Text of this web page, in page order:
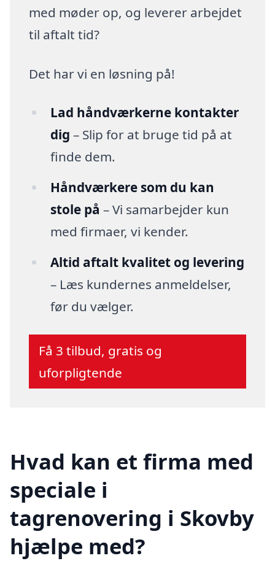
med møder op, og leverer arbejdet
til aftalt tid?
Det har vi en løsning på!
Lad håndværkerne kontakter
dig – Slip for at bruge tid på at
finde dem.
Håndværkere som du kan
stole på – Vi samarbejder kun
med firmaer, vi kender.
Altid aftalt kvalitet og levering
– Læs kundernes anmeldelser,
før du vælger.
Få 3 tilbud, gratis og
uforpligtende
Hvad kan et firma med
speciale i
tagrenovering i Skovby
hjælpe med?